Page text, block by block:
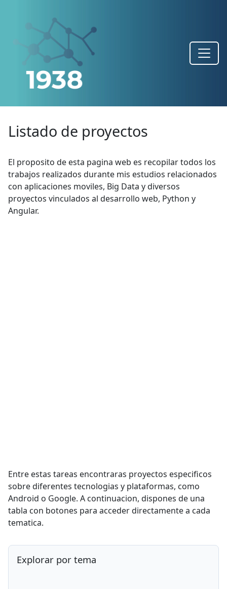
Listado de proyectos
El proposito de esta pagina web es recopilar todos los
trabajos realizados durante mis estudios relacionados
con aplicaciones moviles, Big Data y diversos
proyectos vinculados al desarrollo web, Python y
Angular.
Entre estas tareas encontraras proyectos especificos
sobre diferentes tecnologias y plataformas, como
Android o Google. A continuacion, dispones de una
tabla con botones para acceder directamente a cada
tematica.
Explorar por tema